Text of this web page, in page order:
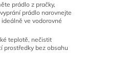
prádlo z pračky,
prádlo narovnejte
ve vodorovné
teplotě, nečistit
prostředky bez obsahu